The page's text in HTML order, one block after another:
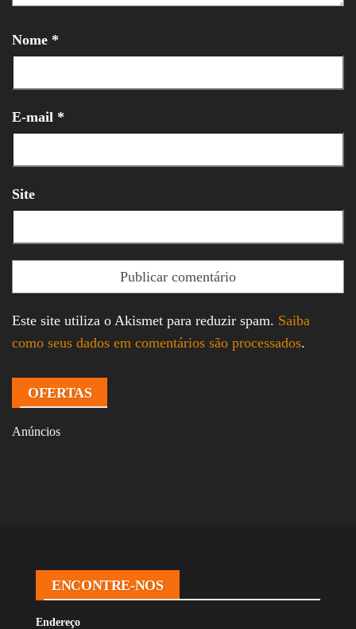
Nome *
E-mail *
Site
Este site utiliza o Akismet para reduzir spam. Saiba
como seus dados em comentários são processados.
OFERTAS
Anúncios
ENCONTRE-NOS
Endereço